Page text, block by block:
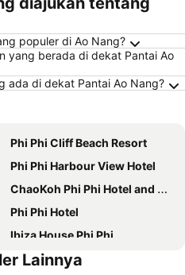
populer di Ao Nang?
yang berada di dekat Pantai Ao
ada di dekat Pantai Ao Nang?
Phi Phi Cliff Beach Resort
Phi Phi Harbour View Hotel
ChaoKoh Phi Phi Hotel and Resort- SHA Extra Plus
Phi Phi Hotel
Ibiza House Phi Phi
Chongkhao Resort
Lainnya